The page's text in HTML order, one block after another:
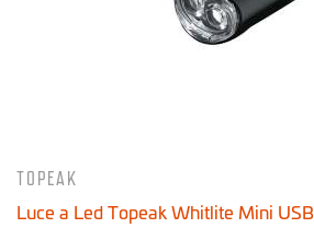
TOPEAK
Luce a Led Topeak Whitlite Mini USB